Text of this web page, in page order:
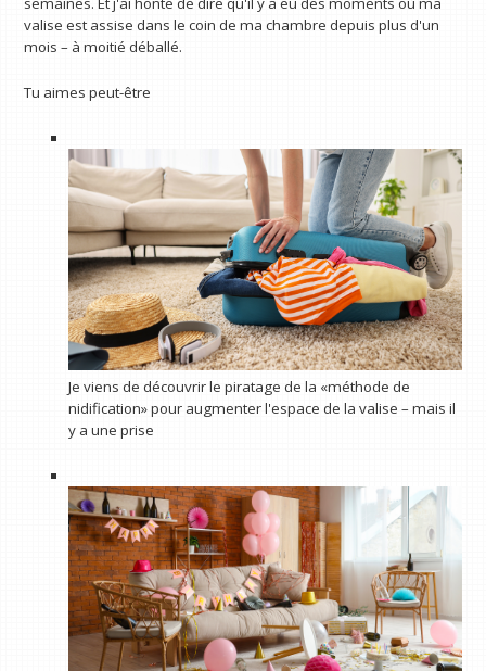
valise est assise dans le coin de ma chambre depuis plus d'un
mois – à moitié déballé.
Tu aimes peut-être
Je viens de découvrir le piratage de la «méthode de
nidification» pour augmenter l'espace de la valise – mais il
y a une prise